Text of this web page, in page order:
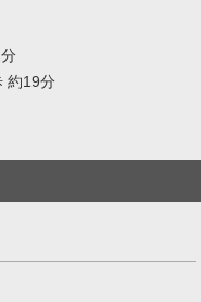
約19分